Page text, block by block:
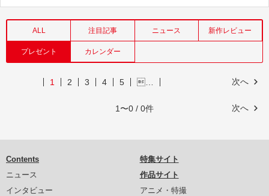
ALL 注目記事 ニュース 新作レビュー
プレゼント カレンダー
次へ
1 2 3 4 5 …
次へ
1〜0 / 0件
Contents
ニュース
インタビュー
特集サイト
作品サイト
アニメ・特撮